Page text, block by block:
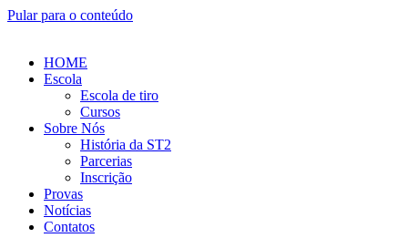
Pular para o conteúdo
HOME
Escola
Escola de tiro
Cursos
Sobre Nós
História da ST2
Parcerias
Inscrição
Provas
Notícias
Contatos